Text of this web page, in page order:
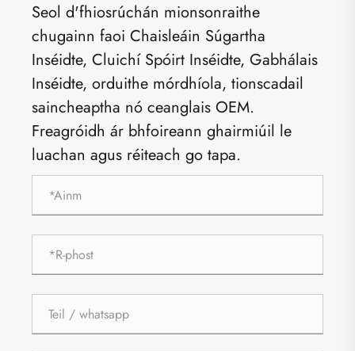
Seol d'fhiosrúchán mionsonraithe
chugainn faoi Chaisleáin Súgartha
Inséidte, Cluichí Spóirt Inséidte, Gabhálais
Inséidte, orduithe mórdhíola, tionscadail
saincheaptha nó ceanglais OEM.
Freagróidh ár bhfoireann ghairmiúil le
luachan agus réiteach go tapa.